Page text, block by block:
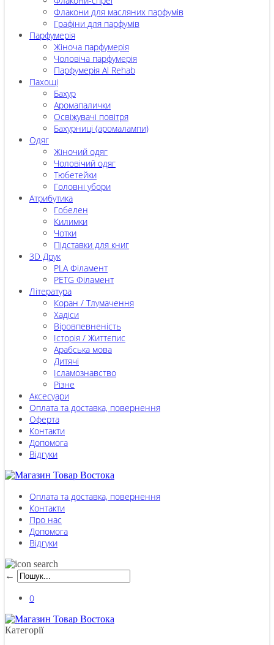
Флакони для масляних парфумів
Графіни для парфумів
Парфумерія
Жіноча парфумерія
Чоловіча парфумерія
Парфумерія Al Rehab
Пахощі
Бахур
Аромапалички
Освіжувачі повітря
Бахурниці (аромалампи)
Одяг
Жіночий одяг
Чоловічий одяг
Тюбетейки
Головні убори
Атрибутика
Гобелен
Килимки
Чотки
Підставки для книг
3D Друк
PLA Філамент
PETG Філамент
Література
Коран / Тлумачення
Хадіси
Віровпевненість
Історія / Життєпис
Арабська мова
Дитячі
Ісламознавство
Різне
Аксесуари
Оплата та доставка, повернення
Оферта
Контакти
Допомога
Відгуки
Оплата та доставка, повернення
Контакти
Про нас
Допомога
Відгуки
←
0
Категорії